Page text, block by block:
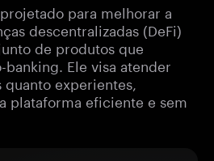
para melhorar a
descentralizadas (DeFi)
de produtos que
Ele visa atender
experientes,
plataforma eficiente e sem